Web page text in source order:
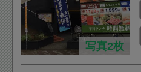
写真2枚